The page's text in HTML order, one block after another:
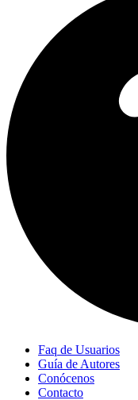
Faq de Usuarios
Guía de Autores
Conócenos
Contacto